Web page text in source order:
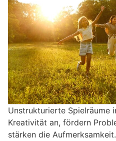
Unstrukturierte Spielräume
Kreativität an, fördern
stärken die